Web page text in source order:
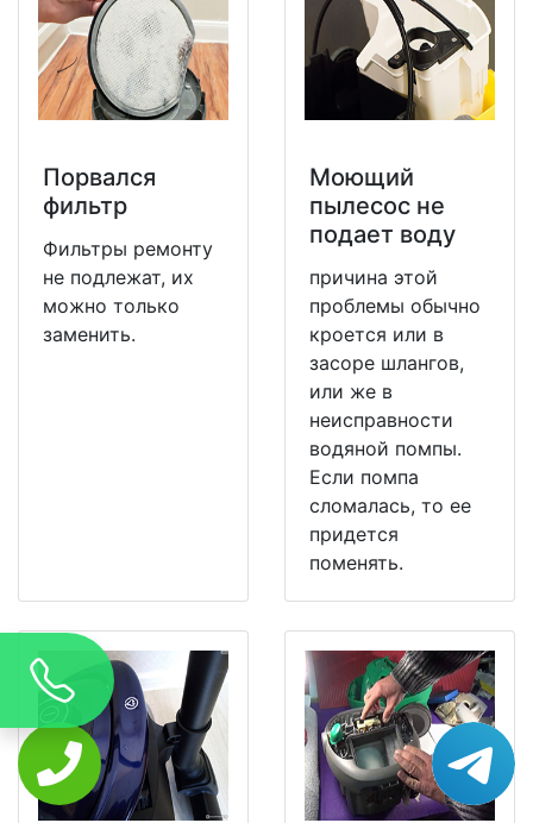
Порвался
фильтр
Фильтры ремонту
не подлежат, их
можно только
заменить.
Моющий
пылесос не
подает воду
причина этой
проблемы обычно
кроется или в
засоре шлангов,
или же в
неисправности
водяной помпы.
Если помпа
сломалась, то ее
придется
поменять.